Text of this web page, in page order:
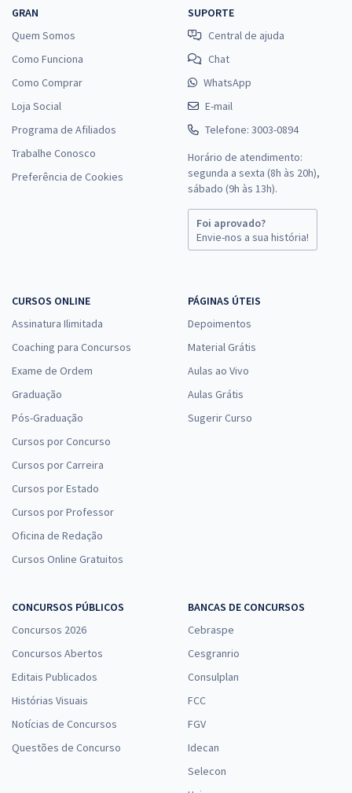
GRAN
Quem Somos
Como Funciona
Como Comprar
Loja Social
Programa de Afiliados
Trabalhe Conosco
Preferência de Cookies
SUPORTE
Central de ajuda
Chat
WhatsApp
E-mail
Telefone: 3003-0894
Horário de atendimento:
segunda a sexta (8h às 20h),
sábado (9h às 13h).
Foi aprovado?
Envie-nos a sua história!
CURSOS ONLINE
Assinatura Ilimitada
Coaching para Concursos
Exame de Ordem
Graduação
Pós-Graduação
Cursos por Concurso
Cursos por Carreira
Cursos por Estado
Cursos por Professor
Oficina de Redação
Cursos Online Gratuitos
PÁGINAS ÚTEIS
Depoimentos
Material Grátis
Aulas ao Vivo
Aulas Grátis
Sugerir Curso
CONCURSOS PÚBLICOS
Concursos 2026
Concursos Abertos
Editais Publicados
Histórias Visuais
Notícias de Concursos
Questões de Concurso
BANCAS DE CONCURSOS
Cebraspe
Cesgranrio
Consulplan
FCC
FGV
Idecan
Selecon